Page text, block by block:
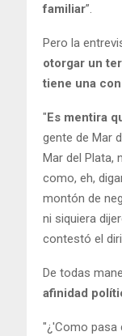
familiar”.
Pero la
otorgar un
tiene una
"Es mentira
gente de Mar
Mar del Plata,
como, eh,
montón de
ni siquiera
contestó el
De todas
afinidad
"¿'Como pasa